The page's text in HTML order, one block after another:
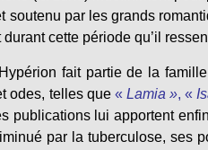
soutenu par les grands
cette période qu’il
fait partie de la
odes, telles que« Lamia », «
publications lui apportent
par la tuberculose, ses